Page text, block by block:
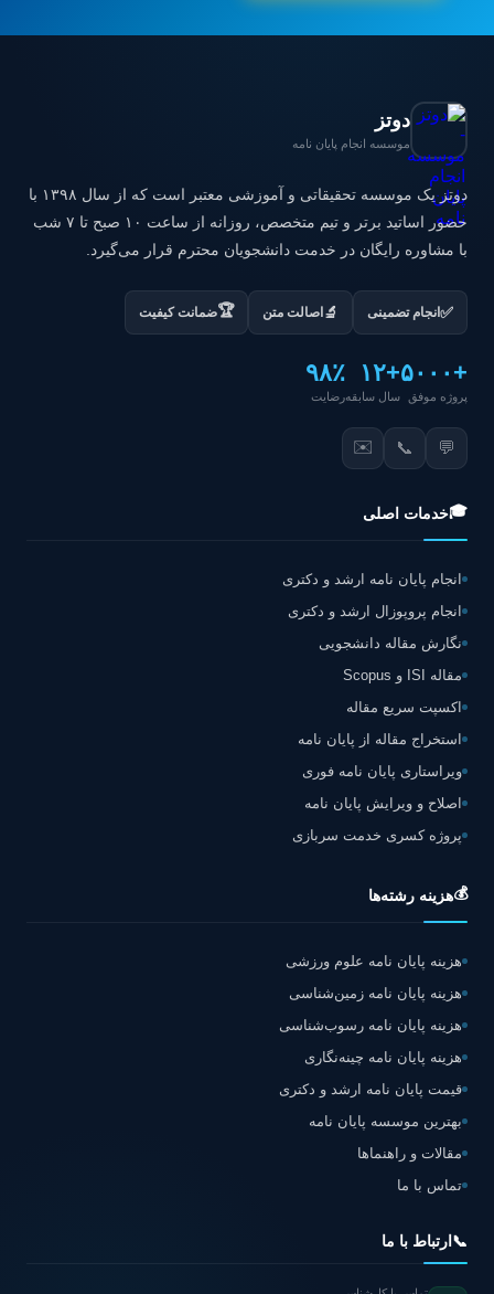
دوتز
موسسه انجام پایان نامه
دوتز یک موسسه تحقیقاتی و آموزشی معتبر است که از سال ۱۳۹۸ با
حضور اساتید برتر و تیم متخصص، روزانه از ساعت ۱۰ صبح تا ۷ شب
با مشاوره رایگان در خدمت دانشجویان محترم قرار می‌گیرد.
✅ انجام تضمینی 🔬 اصالت متن 🏆ضمانت کیفیت
+۵۰۰۰
پروژه موفق
+۱۲
سال سابقه
۹۸٪
رضایت
💬
📞
✉️
🎓خدمات اصلی
انجام پایان نامه ارشد و دکتری
انجام پروپوزال ارشد و دکتری
نگارش مقاله دانشجویی
مقاله ISI و Scopus
اکسپت سریع مقاله
استخراج مقاله از پایان نامه
ویراستاری پایان نامه فوری
اصلاح و ویرایش پایان نامه
پروژه کسری خدمت سربازی
💰هزینه رشته‌ها
هزینه پایان نامه علوم ورزشی
هزینه پایان نامه زمین‌شناسی
هزینه پایان نامه رسوب‌شناسی
هزینه پایان نامه چینه‌نگاری
قیمت پایان نامه ارشد و دکتری
بهترین موسسه پایان نامه
مقالات و راهنماها
تماس با ما
📞 ارتباط با ما